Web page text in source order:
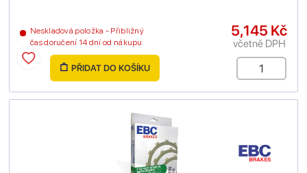
Neskladová položka - Přibližný
čas doručení 14 dní od nákupu
5,145 Kč
včetně DPH
PŘIDAT DO KOŠÍKU